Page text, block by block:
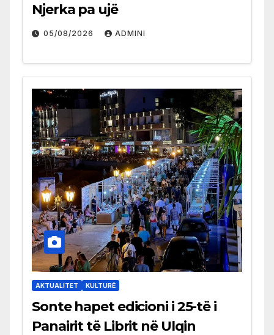
Njerka pa ujë
05/08/2026 ADMINI
AKTUALITET KULTURË
Sonte hapet edicioni i 25-të i
Panairit të Librit në Ulqin